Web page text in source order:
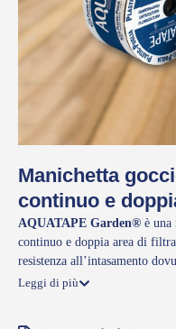
Manichetta
continuo e
AQUATAPE Garden® è una
continuo e doppia area di
resistenza all’intasamento
AQUATAPE GARDEN®
Leggi di più